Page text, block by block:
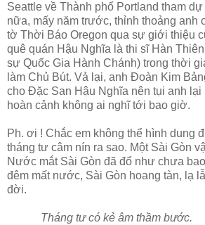
Seattle về Thành phố Portland tham
nữa, mấy năm trước, thỉnh thoảng anh
tờ Thời Báo Oregon qua sự giới thiệu
quê quán Hậu Nghĩa là thi sĩ Hàn
sự Quốc Gia Hành Chánh) trong thời
làm Chủ Bút. Vả lại, anh Đoàn Kim
cho Đặc San Hậu Nghĩa nên tụi anh lại
hoàn cảnh không ai nghĩ tới bao giờ.
Ph. ơi ! Chắc em không thể hình dung
tháng tư câm nín ra sao. Một Sài Gòn
Nước mắt Sài Gòn đã đổ như chưa
đêm mất nước, Sài Gòn hoang tàn, lạ
đời.
Tháng tư có kẻ âm thầm bước.